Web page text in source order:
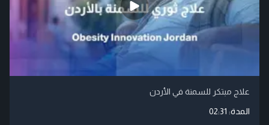
علاج مبتكر للسمنة في الأردن
المدة: 02:31